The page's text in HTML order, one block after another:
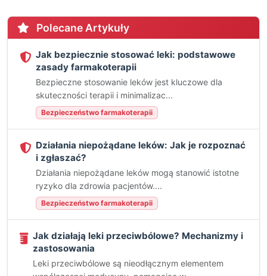
Polecane Artykuły
Jak bezpiecznie stosować leki: podstawowe
zasady farmakoterapii
Bezpieczne stosowanie leków jest kluczowe dla
skuteczności terapii i minimalizac...
Bezpieczeństwo farmakoterapii
Działania niepożądane leków: Jak je rozpoznać
i zgłaszać?
Działania niepożądane leków mogą stanowić istotne
ryzyko dla zdrowia pacjentów....
Bezpieczeństwo farmakoterapii
Jak działają leki przeciwbólowe? Mechanizmy i
zastosowania
Leki przeciwbólowe są nieodłącznym elementem